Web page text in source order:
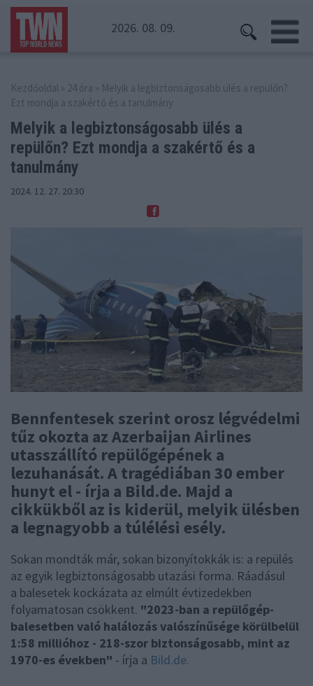
2026. 08. 09.
Kezdőoldal » 24 óra » Melyik a legbiztonságosabb ülés a repülőn?
Ezt mondja a szakértő és a tanulmány
Melyik a legbiztonságosabb ülés a
repülőn? Ezt mondja a szakértő és a
tanulmány
2024. 12. 27. 20:30
Bennfentesek szerint orosz légvédelmi
tűz okozta az Azerbaijan Airlines
utasszállító repülőgépének a
lezuhanását. A tragédiában 30 ember
hunyt el - írja a Bild.de. Majd a
cikkükből az is kiderül, melyik ülésben
a legnagyobb a túlélési esély.
Sokan mondták már, sokan bizonyítokkák is: a repülés
az egyik legbiztonságosabb utazási forma. Ráadásul
a balesetek kockázata az elmúlt évtizedekben
folyamatosan csökkent. "2023-ban a repülőgép-
balesetben való halálozás valószínűsége körülbelül
1:58 millióhoz - 218-szor biztonságosabb, mint az
1970-es években" - írja a Bild.de.